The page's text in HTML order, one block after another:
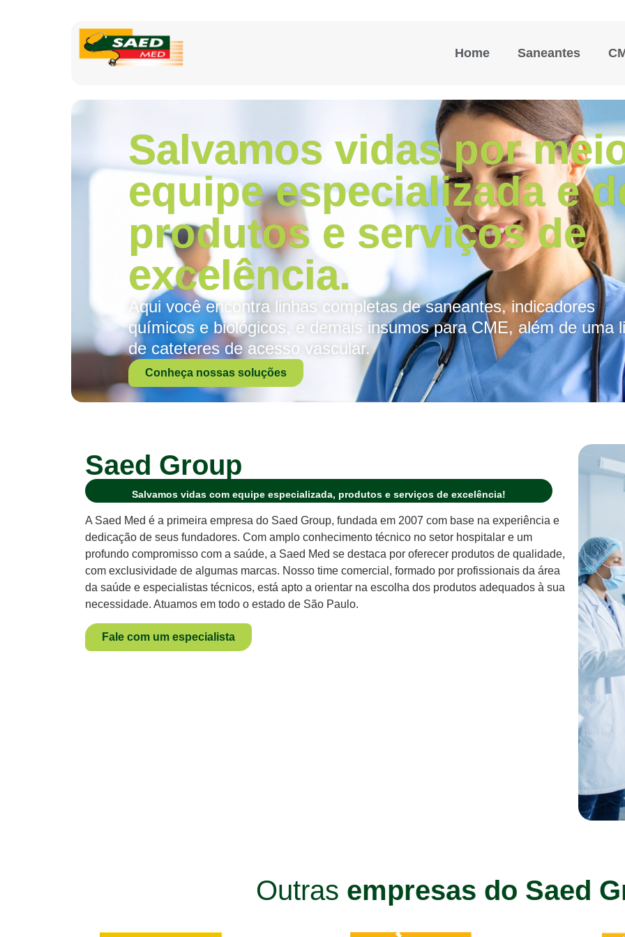
Home Saneantes
Salvamos vidas por
equipe especializada e
produtos e serviços de
excelência.
Aqui você encontra linhas completas de saneantes, indicadores
químicos e biológicos, e demais insumos para CME, além de uma
de cateteres de acesso vascular.
Conheça nossas soluções
Saed Group
Salvamos vidas com equipe especializada, produtos e serviços de excelência!
A Saed Med é a primeira empresa do Saed Group, fundada em 2007 com base na experiência e
dedicação de seus fundadores. Com amplo conhecimento técnico no setor hospitalar e um
profundo compromisso com a saúde, a Saed Med se destaca por oferecer produtos de qualidade,
com exclusividade de algumas marcas. Nosso time comercial, formado por profissionais da área
da saúde e especialistas técnicos, está apto a orientar na escolha dos produtos adequados à sua
necessidade. Atuamos em todo o estado de São Paulo.
Fale com um especialista
Outras empresas do Saed